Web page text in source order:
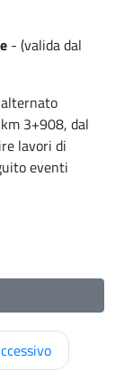
- (valida dal
3+908, dal
lavori di
eventi